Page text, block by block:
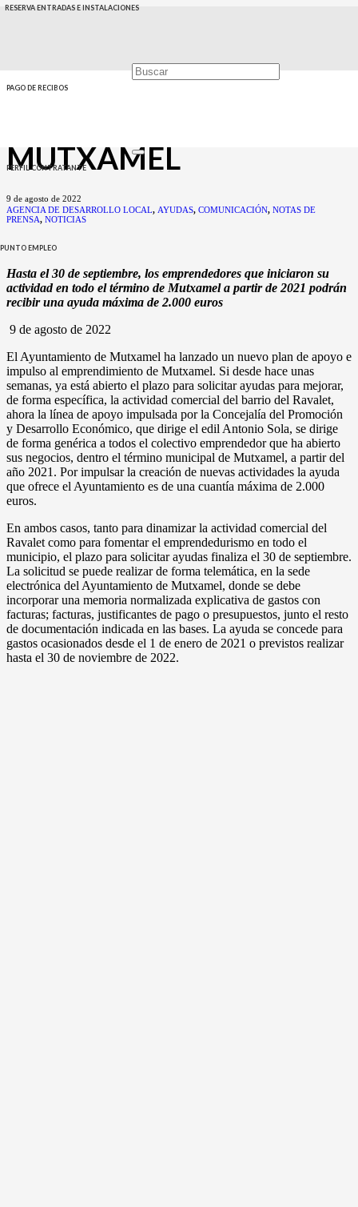
RESERVA ENTRADAS E INSTALACIONES
PAGO DE RECIBOS
PERFIL CONTRATANTE
PUNTO EMPLEO
AYUDAS PARA
IMPULSAR EL
MUTXAMEL
9 de agosto de 2022
AGENCIA DE DESARROLLO LOCAL, AYUDAS, COMUNICACIÓN, NOTAS DE
PRENSA, NOTICIAS
Hasta el 30 de septiembre, los emprendedores que iniciaron su
actividad en todo el término de Mutxamel a partir de 2021 podrán
recibir una ayuda máxima de 2.000 euros
9 de agosto de 2022
El Ayuntamiento de Mutxamel ha lanzado un nuevo plan de apoyo e
impulso al emprendimiento de Mutxamel. Si desde hace unas
semanas, ya está abierto el plazo para solicitar ayudas para mejorar,
de forma específica, la actividad comercial del barrio del Ravalet,
ahora la línea de apoyo impulsada por la Concejalía del Promoción
y Desarrollo Económico, que dirige el edil Antonio Sola, se dirige
de forma genérica a todos el colectivo emprendedor que ha abierto
sus negocios, dentro el término municipal de Mutxamel, a partir del
año 2021. Por impulsar la creación de nuevas actividades la ayuda
que ofrece el Ayuntamiento es de una cuantía máxima de 2.000
euros.
En ambos casos, tanto para dinamizar la actividad comercial del
Ravalet como para fomentar el emprendedurismo en todo el
municipio, el plazo para solicitar ayudas finaliza el 30 de septiembre.
La solicitud se puede realizar de forma telemática, en la sede
electrónica del Ayuntamiento de Mutxamel, donde se debe
incorporar una memoria normalizada explicativa de gastos con
facturas; facturas, justificantes de pago o presupuestos, junto el resto
de documentación indicada en las bases. La ayuda se concede para
gastos ocasionados desde el 1 de enero de 2021 o previstos realizar
hasta el 30 de noviembre de 2022.